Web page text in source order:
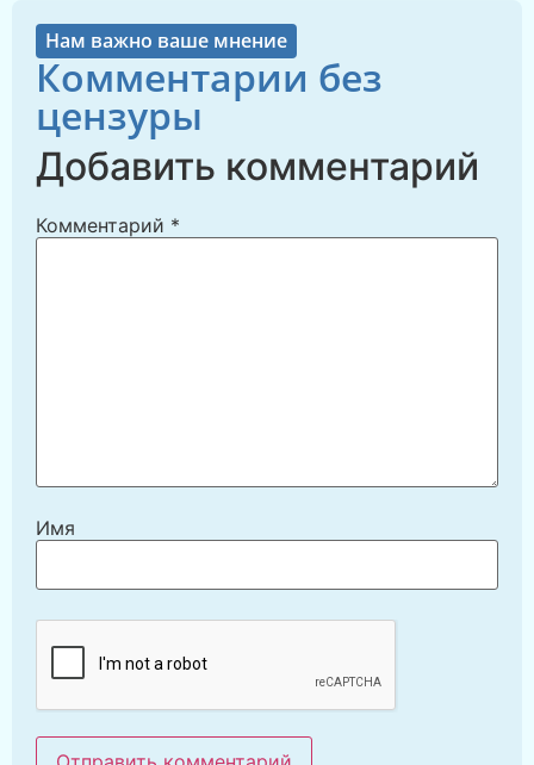
Нам важно ваше мнение
Комментарии без
цензуры
Добавить комментарий
Комментарий *
Имя